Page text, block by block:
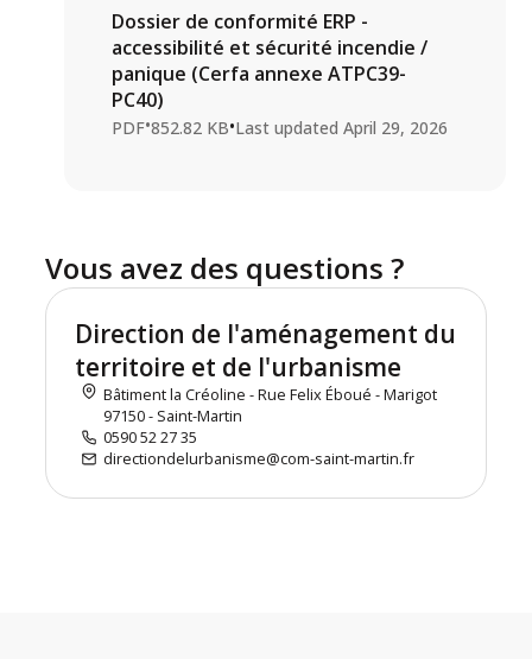
Dossier de conformité ERP -
accessibilité et sécurité incendie /
panique (Cerfa annexe ATPC39-
PC40)
PDF•852.82 KB•Last updated April 29, 2026
Vous avez des questions ?
Direction de l'aménagement du
territoire et de l'urbanisme
Bâtiment la Créoline - Rue Felix Éboué - Marigot
97150 - Saint-Martin
0590 52 27 35
directiondelurbanisme@com-saint-martin.fr